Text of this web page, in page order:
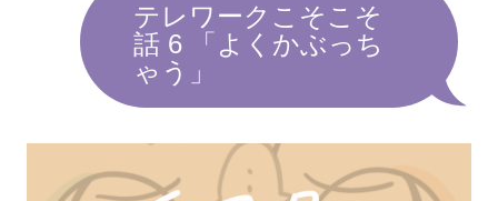
テレワークこそこそ
話 6 「よくかぶっち
ゃう」